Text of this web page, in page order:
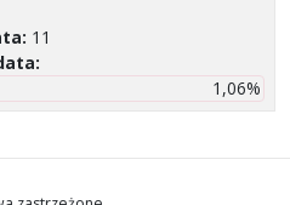
11
1,06%